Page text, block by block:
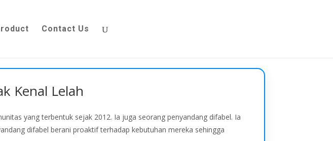
Contact Us
Kenal Lelah
yang terbentuk sejak 2012. Ia juga seorang penyandang difabel. Ia
difabel berani proaktif terhadap kebutuhan mereka sehingga